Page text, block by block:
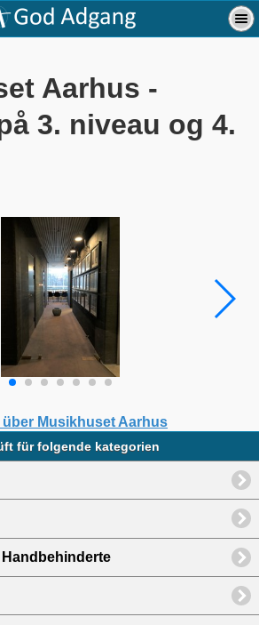
Aarhus -
3. niveau og 4.
Musikhuset Aarhus
für folgende kategorien